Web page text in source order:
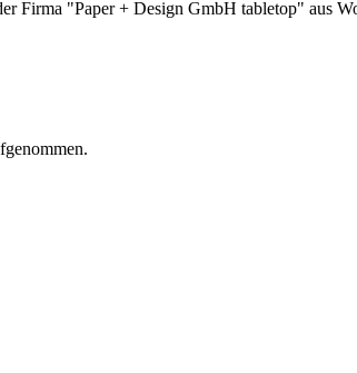
Firma "Paper + Design GmbH tabletop"